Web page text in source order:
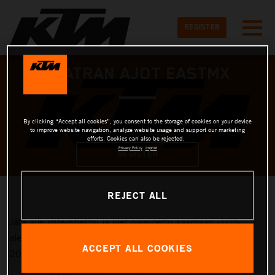
Skip to main content
REGISTER
KTM-AG
IMATRAN AJOT EASTMX
REGISTER
Jätä alle yhteystietosi ja olet oikeutettu saamaan -10%
Detected timezone
By clicking “Accept all cookies”, you consent to the storage of cookies on your device
to improve website navigation, analyze website usage and support our marketing
efforts. Cookies can also be rejected.
Privacy Policy Imprint
REJECT ALL
ACCEPT ALL COOKIES